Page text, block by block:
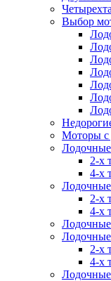
Выбор
Моторы с
2-х
4-х
2-х
4-х
2-х
4-х